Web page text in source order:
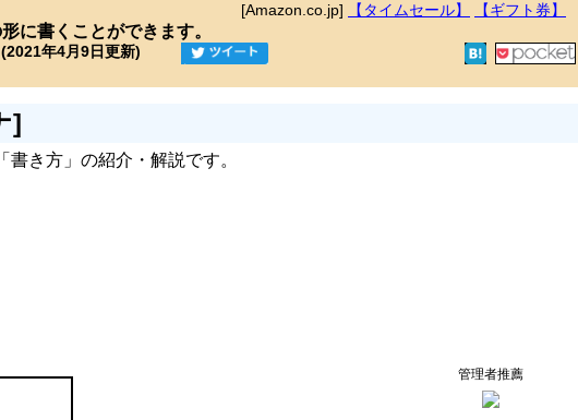
[Amazon.co.jp] 【タイムセール】 【ギフト券】
に書くことができます。
年4月9日更新)
]
き方」の紹介・解説です。
管理者推薦